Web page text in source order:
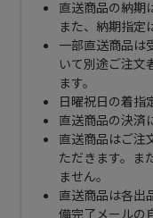
直送商品の納期
また、納期指定
一部直送商品は
いて別途ご注文
ます。
日曜祝日の着指
直送商品の決済
直送商品はご注
ただきます。ま
ません。
直送商品は各出
備完了メールの